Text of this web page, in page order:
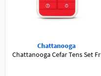
Chattanooga
Chattanooga Cefar Tens Set Fr